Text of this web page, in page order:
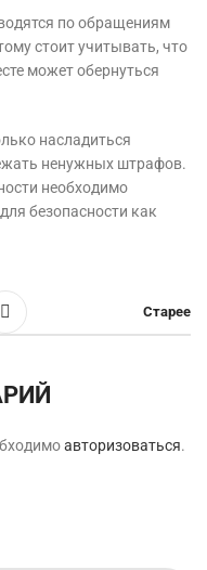
по обращениям
стоит учитывать, что
может обернуться
насладиться
ненужных штрафов.
необходимо
безопасности как
Старее
авторизоваться.